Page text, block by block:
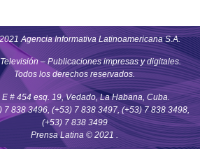
Agencia Informativa Latinoamericana S.A.
– Publicaciones impresas y digitales.
Todos los derechos reservados.
# 454 esq. 19, Vedado, La Habana, Cuba.
7 838 3496, (+53) 7 838 3497, (+53) 7 838 3498,
(+53) 7 838 3499
Prensa Latina © 2021 .